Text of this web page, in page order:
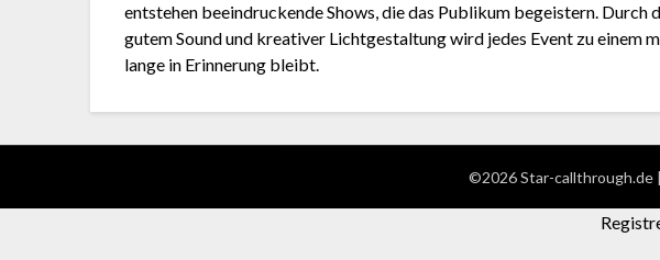
entstehen beeindruckende Shows, die das Publikum begeistern. Durch
gutem Sound und kreativer Lichtgestaltung wird jedes Event zu einem
lange in Erinnerung bleibt.
©2026 Star-callthrough.de